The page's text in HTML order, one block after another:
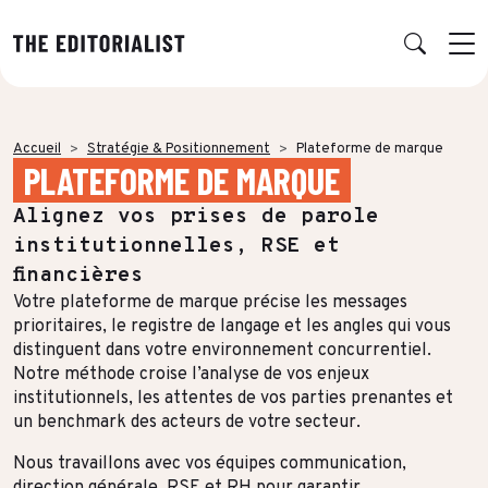
NOS EXPERTISES
Data & Insights
Stratégie & Positionnement
Production éditoriale
Concepts créatifs & Multimédia
Multidiffusion qualifiée
Formation & Gouvernance
SUCCESS STORIES
PAR SECTEUR
Banque & Assurance
Finance & Private Equity
Énergie & Industrie
ESN & Tech
INSIGHTS
PUBLICATIONS
Book RSE
Book récit durabilité
Études, Notes de recherche & Benchmarks
Audiences & distribution
À PROPOS
L’AGENCE
Notre réseau d’experts
Charte IA
Nos engagements RSE
Nous rejoindre
Accueil Stratégie & Positionnement Plateforme de marque
PLATEFORME DE MARQUE
Alignez vos prises de parole
institutionnelles, RSE et
financières
Votre plateforme de marque précise les messages
prioritaires, le registre de langage et les angles qui vous
distinguent dans votre environnement concurrentiel.
Notre méthode croise l’analyse de vos enjeux
institutionnels, les attentes de vos parties prenantes et
un benchmark des acteurs de votre secteur.
Nous travaillons avec vos équipes communication,